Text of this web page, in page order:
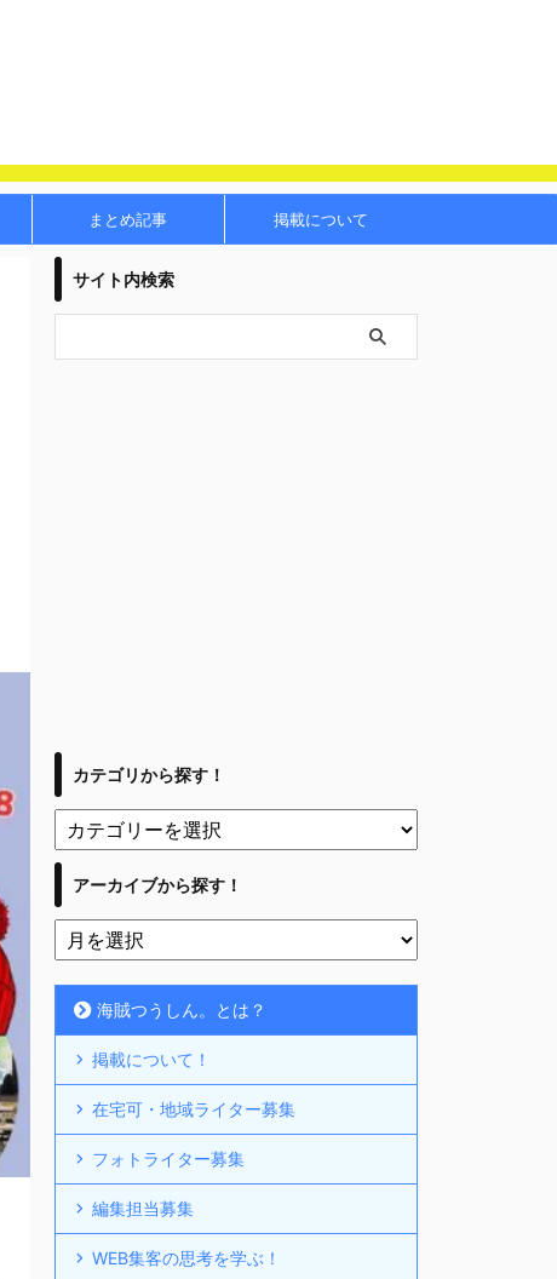
まとめ記事 掲載について
サイト内検索
カテゴリから探す！
アーカイブから探す！
海賊つうしん。とは？
掲載について！
在宅可・地域ライター募集
フォトライター募集
編集担当募集
WEB集客の思考を学ぶ！